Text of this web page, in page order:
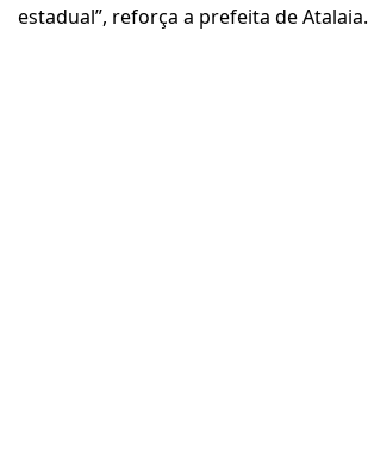
estadual”, reforça a prefeita de Atalaia.